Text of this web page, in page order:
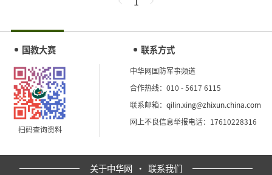
国教大赛
扫码查询资料
联系方式
中华网国防军事频道
合作热线：010 - 5617 6115
联系邮箱：qilin.xing@zhixun.china.com
网上不良信息举报电话：17610228316
关于中华网 · 联系我们